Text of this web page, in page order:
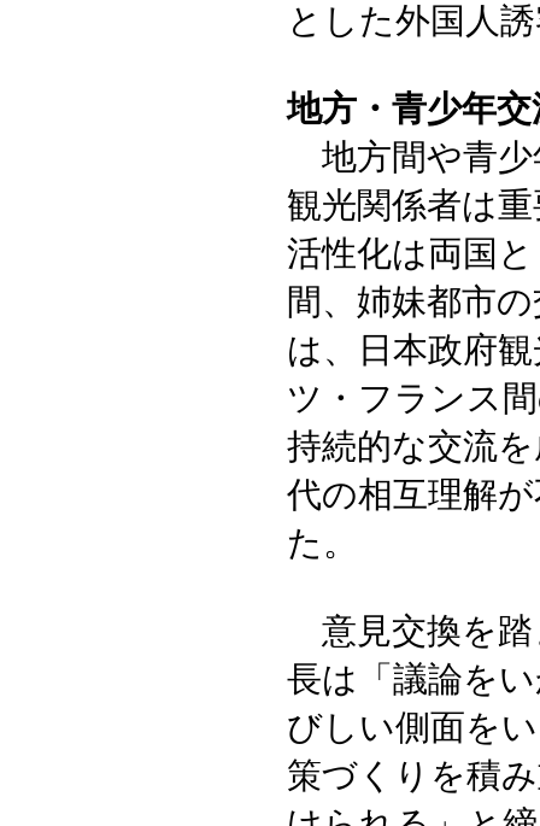
とした外国人
地方・青少年
地方間や青少
観光関係者は
活性化は両国
間、姉妹都市
は、日本政府
ツ・フランス
持続的な交流
代の相互理解
た。
意見交換を踏
長は「議論を
びしい側面を
策づくりを積